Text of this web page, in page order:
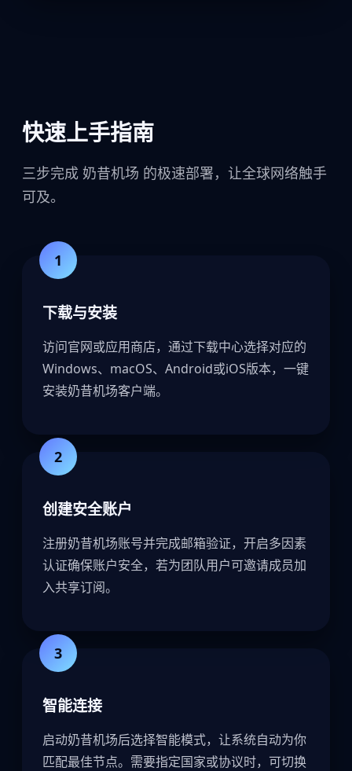
快速上手指南
三步完成 奶昔机场 的极速部署，让全球网络触手
可及。
1
下载与安装
访问官网或应用商店，通过下载中心选择对应的
Windows、macOS、Android或iOS版本，一键
安装奶昔机场客户端。
2
创建安全账户
注册奶昔机场账号并完成邮箱验证，开启多因素
认证确保账户安全，若为团队用户可邀请成员加
入共享订阅。
3
智能连接
启动奶昔机场后选择智能模式，让系统自动为你
匹配最佳节点。需要指定国家或协议时，可切换